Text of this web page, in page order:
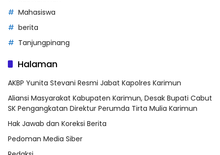
Mahasiswa
berita
Tanjungpinang
Halaman
AKBP Yunita Stevani Resmi Jabat Kapolres Karimun
Aliansi Masyarakat Kabupaten Karimun, Desak Bupati Cabut
SK Pengangkatan Direktur Perumda Tirta Mulia Karimun
Hak Jawab dan Koreksi Berita
Pedoman Media Siber